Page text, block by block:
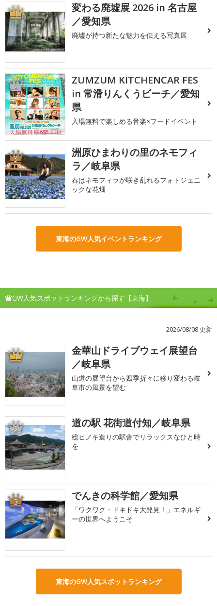
1
変わる廃墟展 2026 in 名古屋
／愛知県
廃墟が持つ新たな魅力を伝える写真展
2
ZUMZUM KITCHENCAR FES
in 常滑りんくうビーチ／愛知
県
入場無料で楽しめる音楽×フードイベント
3
洲原ひまわりの里のネモフィ
ラ／岐阜県
春はネモフィラが咲き乱れるフォトジェニ
ックな花畑
東海のGW人気イベントランキング
GW人気スポットランキングから探す【東海】
2026/08/08 更新
1
金華山ドライブウェイ展望台
／岐阜県
山道の展望台から四季折々に移り変わる岐
阜市の風景を望む
2 道の駅 花街道付知／岐阜県
総ヒノキ造りの駅舎でリラックスなひと時
を
3 でんきの科学館／愛知県
「ワクワク・ドキドキ大発見！」エネルギ
ーの世界へようこそ
東海のGW人気スポットランキング